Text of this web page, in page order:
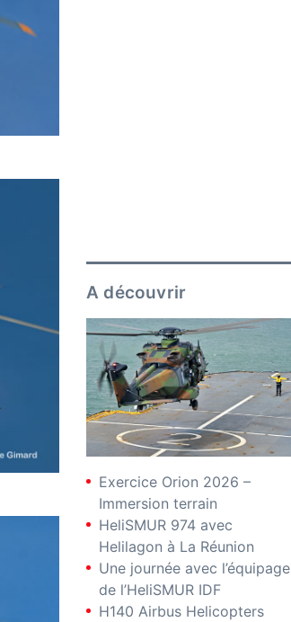
A découvrir
Exercice Orion 2026 –
Immersion terrain
HeliSMUR 974 avec
Helilagon à La Réunion
Une journée avec l’équipage
de l’HeliSMUR IDF
H140 Airbus Helicopters